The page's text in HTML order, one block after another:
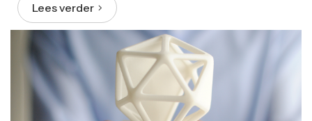
Lees verder